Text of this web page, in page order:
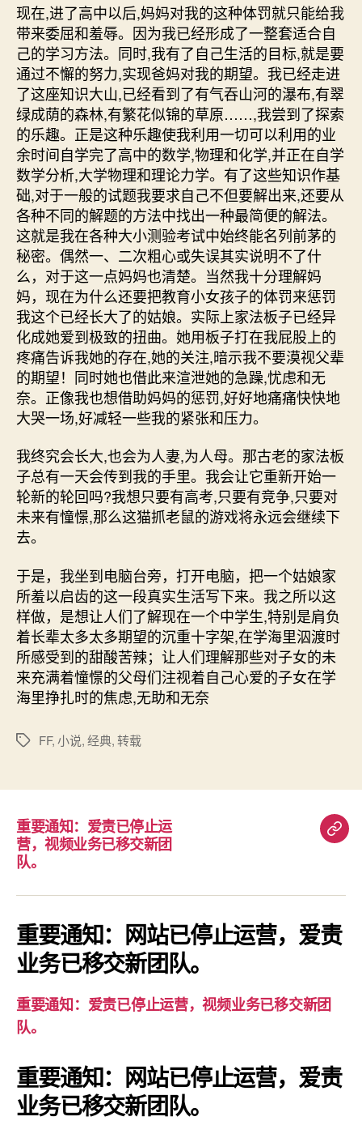
现在,进了高中以后,妈妈对我的这种体罚就只能给我
带来委屈和羞辱。因为我已经形成了一整套适合自
己的学习方法。同时,我有了自己生活的目标,就是要
通过不懈的努力,实现爸妈对我的期望。我已经走进
了这座知识大山,已经看到了有气吞山河的瀑布,有翠
绿成荫的森林,有繁花似锦的草原……,我尝到了探索
的乐趣。正是这种乐趣使我利用一切可以利用的业
余时间自学完了高中的数学,物理和化学,并正在自学
数学分析,大学物理和理论力学。有了这些知识作基
础,对于一般的试题我要求自己不但要解出来,还要从
各种不同的解题的方法中找出一种最简便的解法。
这就是我在各种大小测验考试中始终能名列前茅的
秘密。偶然一、二次粗心或失误其实说明不了什
么，对于这一点妈妈也清楚。当然我十分理解妈
妈，现在为什么还要把教育小女孩子的体罚来惩罚
我这个已经长大了的姑娘。实际上家法板子已经异
化成她爱到极致的扭曲。她用板子打在我屁股上的
疼痛告诉我她的存在,她的关注,暗示我不要漠视父辈
的期望！同时她也借此来渲泄她的急躁,忧虑和无
奈。正像我也想借助妈妈的惩罚,好好地痛痛快快地
大哭一场,好减轻一些我的紧张和压力。
我终究会长大,也会为人妻,为人母。那古老的家法板
子总有一天会传到我的手里。我会让它重新开始一
轮新的轮回吗?我想只要有高考,只要有竞争,只要对
未来有憧憬,那么这猫抓老鼠的游戏将永远会继续下
去。
于是，我坐到电脑台旁，打开电脑，把一个姑娘家
所羞以启齿的这一段真实生活写下来。我之所以这
样做，是想让人们了解现在一个中学生,特别是肩负
着长辈太多太多期望的沉重十字架,在学海里泅渡时
所感受到的甜酸苦辣；让人们理解那些对子女的未
来充满着憧憬的父母们注视着自己心爱的子女在学
海里挣扎时的焦虑,无助和无奈
标
FF,小说,经典,转载
重要通知：爱责已停止运
营，视频业务已移交新团
队。
重
知：
爱
责
视
重要通知：网站已停止运营，爱责
业务已移交新团队。
重要通知：爱责已停止运营，视频业务已移交新团
队。
重要通知：网站已停止运营，爱责
业务已移交新团队。